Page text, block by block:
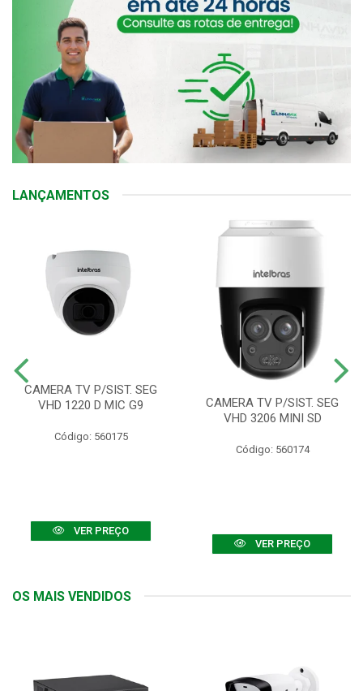
LANÇAMENTOS
CAMERA TV P/SIST. SEG
VHD 1220 D MIC G9
Código: 560175
VER PREÇO
CAMERA TV P/SIST. SEG
VHD 3206 MINI SD
Código: 560174
VER PREÇO
OS MAIS VENDIDOS